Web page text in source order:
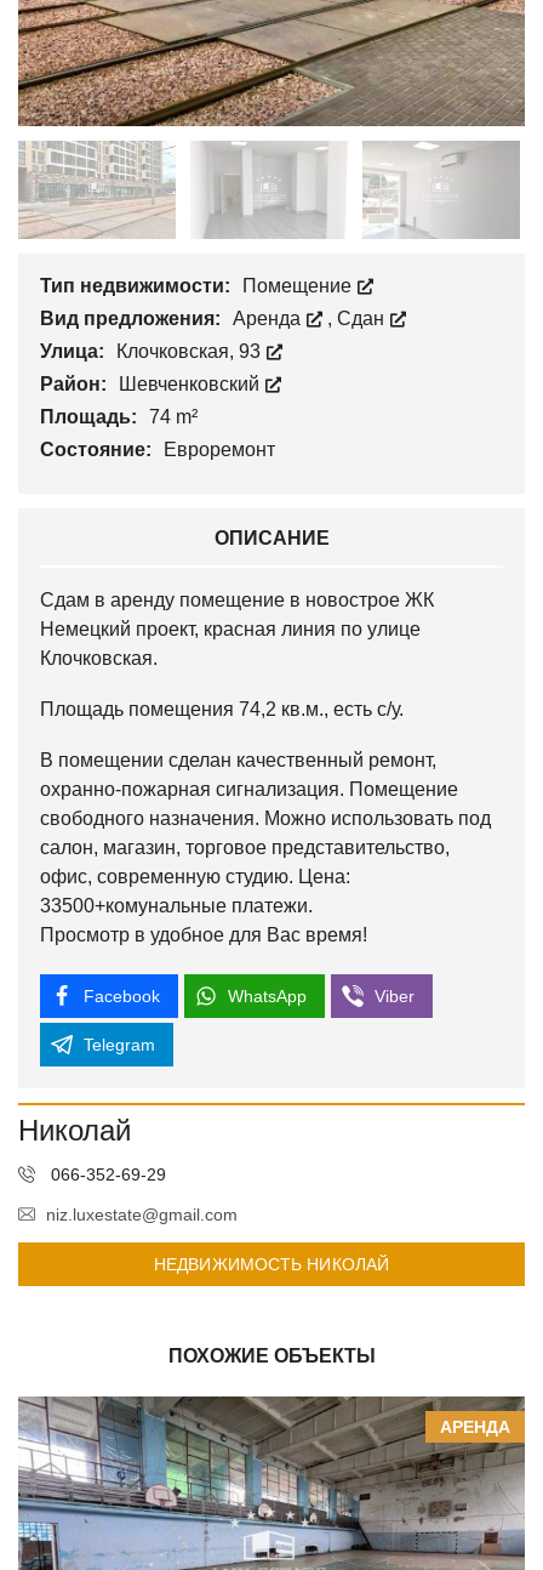
Тип недвижимости:
Помещение
Вид предложения:
Аренда , Сдан
Улица:
Клочковская, 93
Район:
Шевченковский
Площадь:
74 m²
Состояние:
Евроремонт
ОПИСАНИЕ
Сдам в аренду помещение в новострое ЖК
Немецкий проект, красная линия по улице
Клочковская.
Площадь помещения 74,2 кв.м., есть с/у.
В помещении сделан качественный ремонт,
охранно-пожарная сигнализация. Помещение
свободного назначения. Можно использовать под
салон, магазин, торговое представительство,
офис, современную студию. Цена:
33500+комунальные платежи.
Просмотр в удобное для Вас время!
Facebook WhatsApp Viber
Telegram
Николай
066-352-69-29
niz.luxestate@gmail.com
НЕДВИЖИМОСТЬ НИКОЛАЙ
ПОХОЖИЕ ОБЪЕКТЫ
АРЕНДА